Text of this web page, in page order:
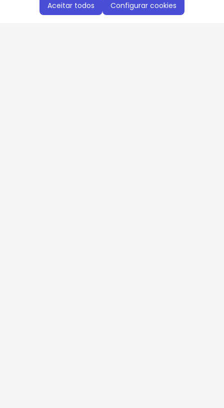
Aceitar todos Configurar cookies